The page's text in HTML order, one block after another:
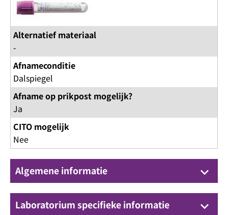
Alternatief materiaal
-
Afnameconditie
Dalspiegel
Afname op prikpost mogelijk?
Ja
CITO mogelijk
Nee
Algemene informatie keyboard_arrow_down
Laboratorium specifieke informatie keyboard_arrow_down